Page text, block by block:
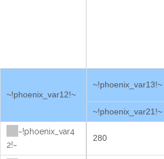
~!phoenix_var12!~
~!phoenix_var13!~
~!phoenix_var21!~
~!phoenix_var4
2!~
280